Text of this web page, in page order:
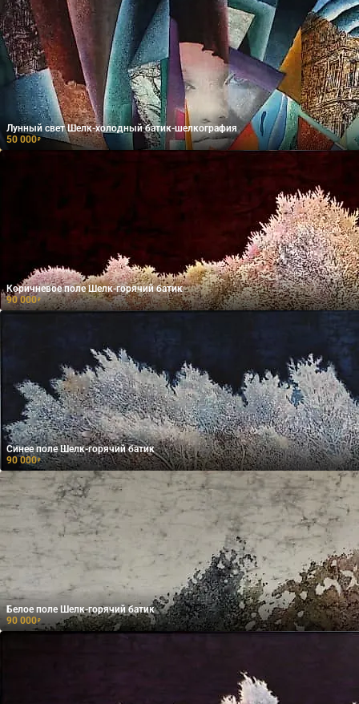
Лунный свет Шелк-холодный батик-шелкография
50 000₽
Коричневое поле Шелк-горячий батик
90 000₽
Синее поле Шелк-горячий батик
90 000₽
Белое поле Шелк-горячий батик
90 000₽